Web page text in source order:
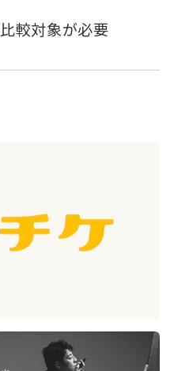
較対象が必要